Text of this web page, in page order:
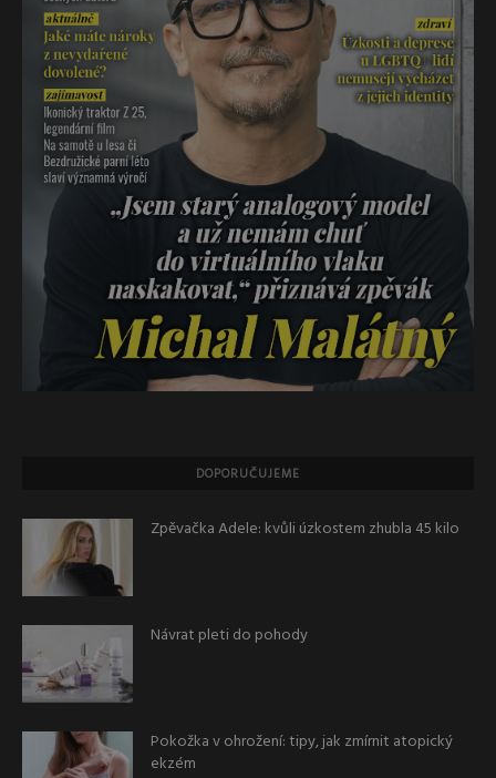
DOPORUČUJEME
Zpěvačka Adele: kvůli úzkostem zhubla 45 kilo
Návrat pleti do pohody
Pokožka v ohrožení: tipy, jak zmírnit atopický
ekzém